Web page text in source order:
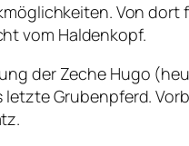
Von
vom Haldenkopf.
der Zeche Hugo
Grubenpferd.